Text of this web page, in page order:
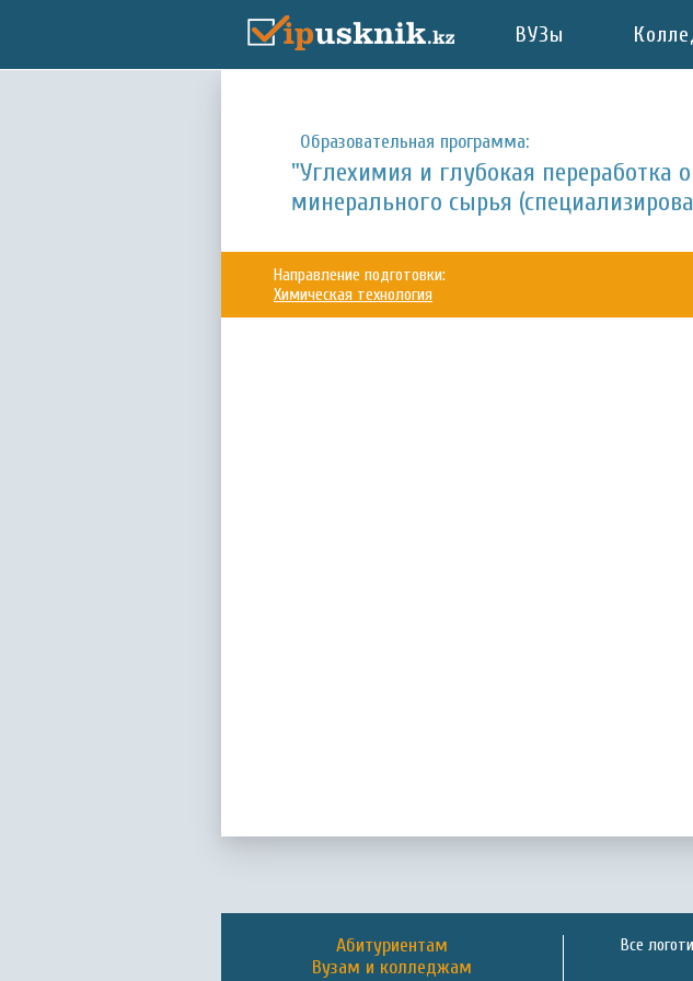
ВУЗы
Образовательная программа:
"Углехимия и глубокая переработка
минерального сырья
Направление подготовки:
Химическая технология
Абитуриентам
Вузам и колледжам
Все